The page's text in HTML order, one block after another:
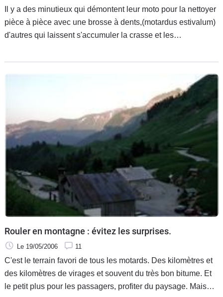
Il y a des minutieux qui démontent leur moto pour la nettoyer
pièce à pièce avec une brosse à dents,(motardus estivalum)
d'autres qui laissent s'accumuler la crasse et les
commerce, il existe un multitude de produits, du
démoustiquant au dégoudronnant jantes, en passant par le
Rouler en montagne : évitez les surprises.
Le 19/05/2006 11
C'est le terrain favori de tous les motards. Des kilomètres et
des kilomètres de virages et souvent du très bon bitume. Et
le petit plus pour les passagers, profiter du paysage. Mais